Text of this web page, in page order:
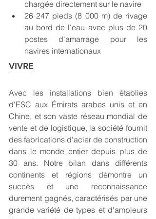
chargée directement sur le navire
26 247 pieds (8 000 m) de rivage
au bord de l'eau avec plus de 20
postes d'amarrage pour les
navires internationaux
VIVRE
Avec les installations bien établies
d'ESC aux Émirats arabes unis et en
Chine, et son vaste réseau mondial de
vente et de logistique, la société fournit
des fabrications d'acier de construction
dans le monde entier depuis plus de
30 ans. Notre bilan dans différents
continents et régions démontre un
succès et une reconnaissance
durement gagnés, caractérisés par une
grande variété de types et d'ampleurs